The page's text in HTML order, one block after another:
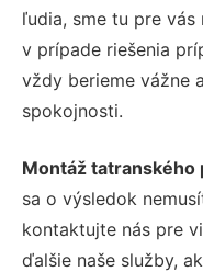
ľudia, sme tu pre vás
v prípade riešenia
vždy berieme vážne
spokojnosti.
Montáž tatranského
sa o výsledok
kontaktujte nás pre
ďalšie naše služby,